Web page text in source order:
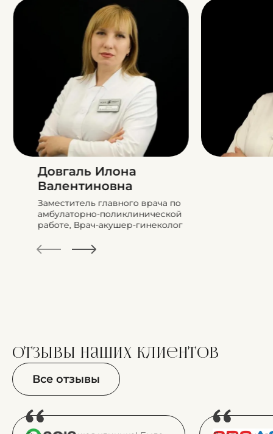
Довгаль Илона
Валентиновна
Заместитель главного врача по
амбулаторно-поликлинической
работе, Врач-акушер-гинеколог
отзывы наших клиентов
Все отзывы